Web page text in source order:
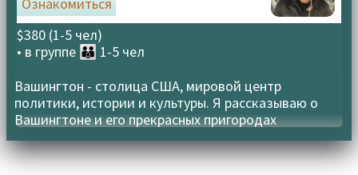
$380 (1-5 чел)
• в группе 👪 1-5 чел
Оценка
5.00
из 5
Вашингтон - столица США, мировой центр
политики, истории и культуры. Я рассказываю о
Вашингтоне и его прекрасных пригородах